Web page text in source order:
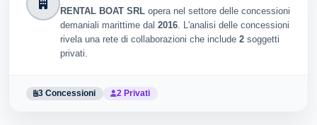
RENTAL BOAT SRL opera nel settore delle concessioni
demaniali marittime dal 2016. L'analisi delle concessioni
rivela una rete di collaborazioni che include 2 soggetti
privati.
3 Concessioni 2 Privati